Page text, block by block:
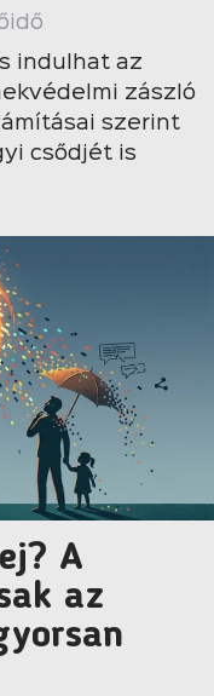
indulhat az
zászló
szerint
csődjét is
A
az